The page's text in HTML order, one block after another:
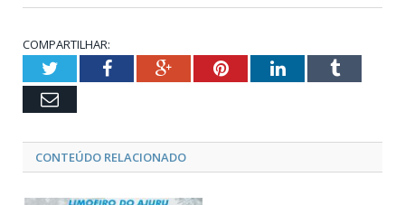
COMPARTILHAR:
TwitterFacebookGoogle+PinterestLinkedInTumblr
Email
CONTEÚDO RELACIONADO